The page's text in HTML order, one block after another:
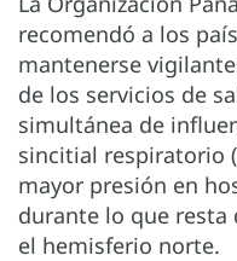
recomendó a los
mantenerse
de los servicios de
simultánea de
sincitial respiratorio
mayor presión en
durante lo que resta
el hemisferio norte.